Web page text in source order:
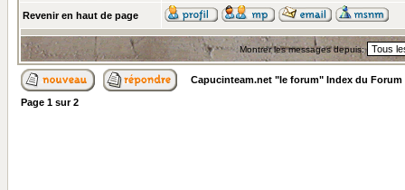
Revenir en haut de page
Montrer les messages depuis:
Capucinteam.net "le forum" Index du Forum
Page 1 sur2